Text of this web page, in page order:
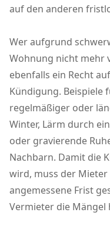
auf den anderen
Wer aufgrund
Wohnung nicht mehr
ebenfalls ein Recht
Kündigung. Beispiele
regelmäßiger oder
Winter, Lärm durch
oder gravierende
Nachbarn. Damit die
wird, muss der
angemessene Frist
Vermieter die